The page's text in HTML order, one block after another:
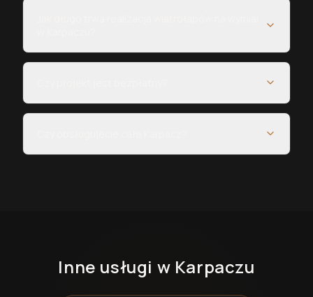
Inne usługi w Karpaczu